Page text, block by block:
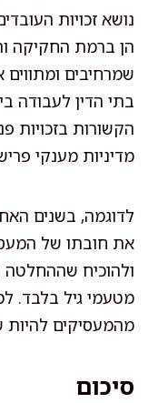
נושא זכויות
הן ברמת החקיקה
שמרחיבים
בתי הדין לעבודה
הקשורות בזכויות
מדיניות מענקי
לדוגמה, בשנים
את חובתו של
ולהוכיח שההחלטה
מטעמי גיל בלבד.
מהמעסיקים להיות
סיכום